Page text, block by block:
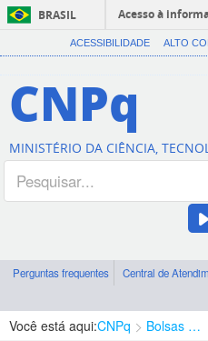
BRASIL
Acesso à
ACESSIBILIDADE ALTO
CNPq
MINISTÉRIO DA CIÊNCIA,
Perguntas frequentes Central de
Você está aqui:CNPq Bolsas e Auxílios Vigentes